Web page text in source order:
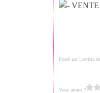
Posté par Laetitia
Vous aimez ?